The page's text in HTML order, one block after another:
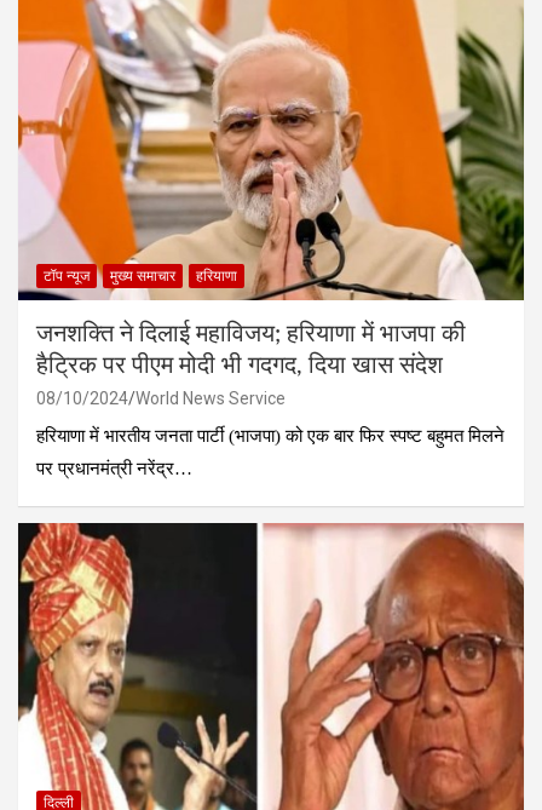
टॉप न्यूज मुख्य समाचार हरियाणा
जनशक्ति ने दिलाई महाविजय; हरियाणा में भाजपा की
हैट्रिक पर पीएम मोदी भी गदगद, दिया खास संदेश
08/10/2024 World News Service
हरियाणा में भारतीय जनता पार्टी (भाजपा) को एक बार फिर स्पष्ट बहुमत मिलने
पर प्रधानमंत्री नरेंद्र…
दिल्ली